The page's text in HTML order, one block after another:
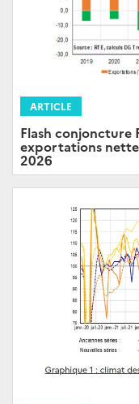
ARTICLE
Flash conjoncture
exportations
2026